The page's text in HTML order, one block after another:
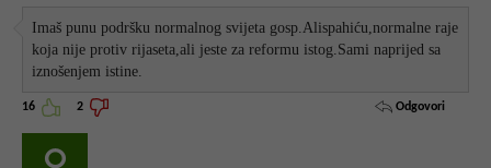
Imaš punu podršku normalnog svijeta gosp.Alispahiću,normalne raje
koja nije protiv rijaseta,ali jeste za reformu istog.Sami naprijed sa
iznošenjem istine.
16 2 Odgovori